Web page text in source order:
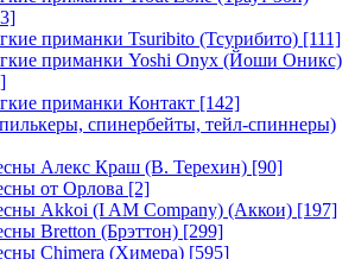
приманки Tsuribito (Тсурибито) [111]
приманки Yoshi Onyx (Йоши Оникс)
приманки Контакт [142]
спинербейты, тейл-спиннеры)
Алекс Краш (В. Терехин) [90]
от Орлова [2]
Akkoi (I AM Company) (Аккои) [197]
Bretton (Брэттон) [299]
Chimera (Химера) [595]